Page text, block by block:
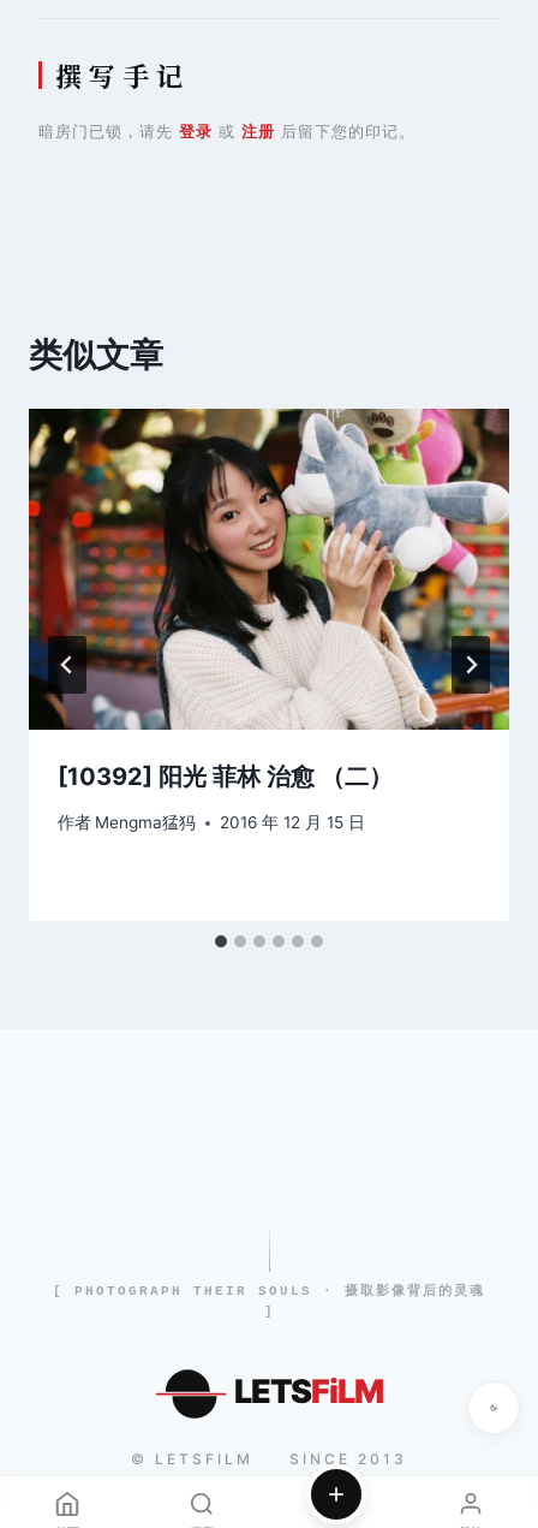
撰 写 手 记
暗房门已锁，请先 登录 或 注册 后留下您的印记。
类似文章
[10392] 阳光 菲林 治愈 （二）
作者 Mengma猛犸 2016 年 12 月 15 日
[ PHOTOGRAPH THEIR SOULS · 摄取影像背后的灵魂
]
LETSFiLM
© LETSFILM SINCE 2013